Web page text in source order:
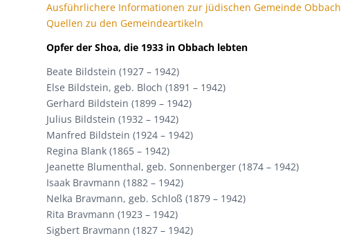
Ausführlichere Informationen zur jüdischen Gemeinde Obbach
Quellen zu den Gemeindeartikeln
Opfer der Shoa, die 1933 in Obbach lebten
Beate Bildstein (1927 – 1942)
Else Bildstein, geb. Bloch (1891 – 1942)
Gerhard Bildstein (1899 – 1942)
Julius Bildstein (1932 – 1942)
Manfred Bildstein (1924 – 1942)
Regina Blank (1865 – 1942)
Jeanette Blumenthal, geb. Sonnenberger (1874 – 1942)
Isaak Bravmann (1882 – 1942)
Nelka Bravmann, geb. Schloß (1879 – 1942)
Rita Bravmann (1923 – 1942)
Sigbert Bravmann (1827 – 1942)